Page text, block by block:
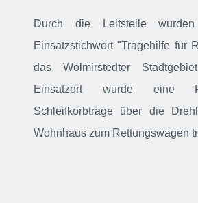
Durch die Leitstelle
Einsatzstichwort "Tragehilfe für
das Wolmirstedter
Einsatzort wurde eine
Schleifkorbtrage über die
Wohnhaus zum Rettungswagen